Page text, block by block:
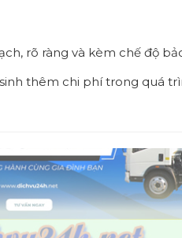
rõ ràng và kèm chế độ
thêm chi phí trong quá